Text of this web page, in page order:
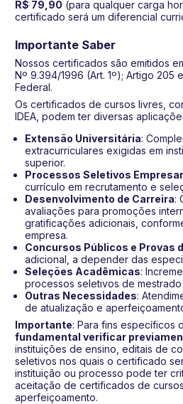
R$ 79,90 (para qualquer carga
certificado será um diferencial
Importante Saber
Nossos certificados são emitidos
Nº 9.394/1996 (Art. 1º); Artigo 205
Federal.
Os certificados de cursos livres,
IDEA, podem ter diversas
Extensão Universitária:
extracurriculares exigidas em
superior.
Processos Seletivos
currículo em recrutamento e
Desenvolvimento de Carreira:
avaliações para promoções
gratificações adicionais,
empresa.
Concursos Públicos e Provas
adicional, a depender das
Seleções Acadêmicas:
processos seletivos de
Outras Necessidades:
de atualização e
Importante: Para fins específicos
fundamental verificar
instituições de ensino, editais de
seletivos nos quais o certificado
instituição ou processo pode ter
aceitação de certificados de
aperfeiçoamento.